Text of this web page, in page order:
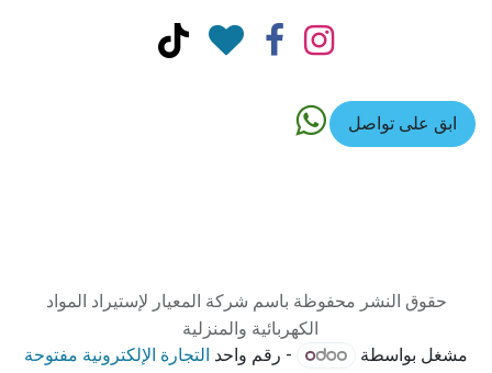
ابق على تواصل
حقوق النشر محفوظة باسم شركة المعيار لإستيراد المواد
الكهربائية والمنزلية
مشغل بواسطة
- رقم واحد التجارة الإلكترونية مفتوحة